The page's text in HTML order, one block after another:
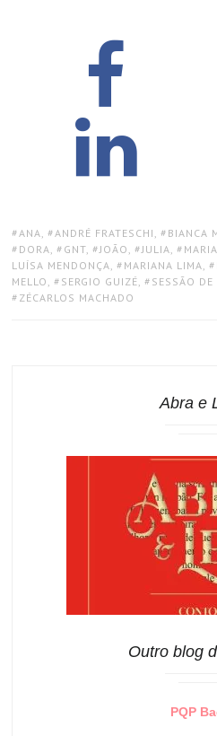
TAGS:
ANA , ANDRÉ FRATESCHI , BIANCA
DORA , GNT , JOÃO , JULIA ,
LUÍSA MENDONÇA , MARIANA LIMA ,
MELLO , SERGIO GUIZÉ , SESSÃO DE
ZÉCARLOS MACHADO
Abra e
Outro blog
PQP